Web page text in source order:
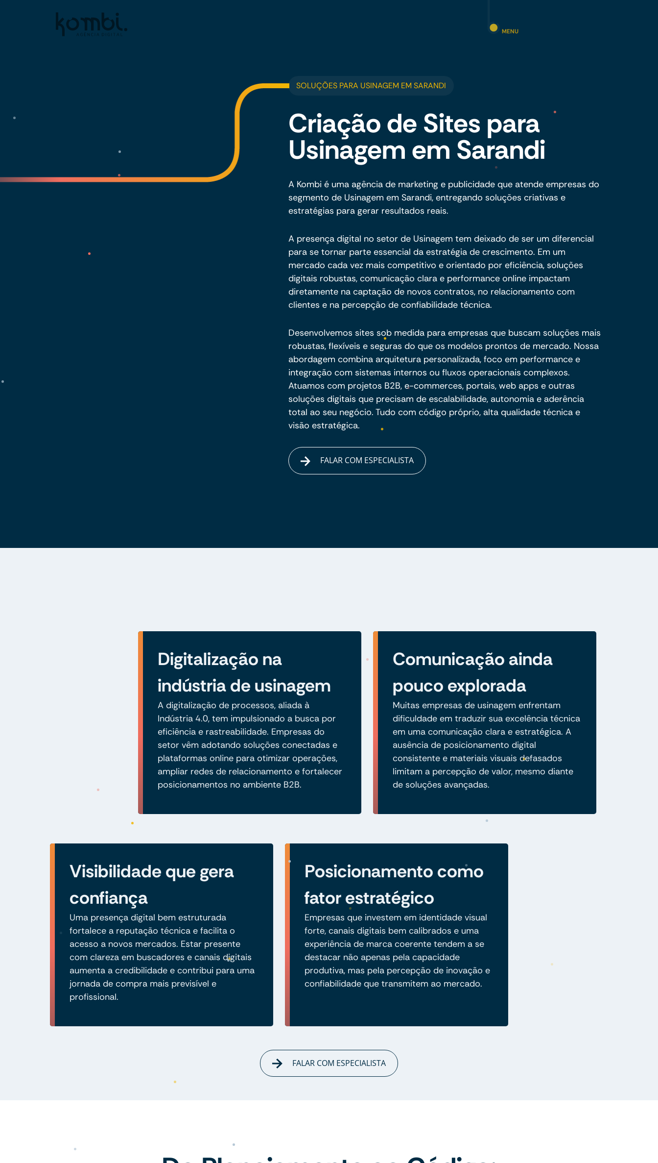
MENU
SOLUÇÕES PARA USINAGEM EM SARANDI
Criação de Sites para
Usinagem em Sarandi
A Kombi é uma agência de marketing e publicidade que atende empresas do
segmento de Usinagem em Sarandi, entregando soluções criativas e
estratégias para gerar resultados reais.
A presença digital no setor de Usinagem tem deixado de ser um diferencial
para se tornar parte essencial da estratégia de crescimento. Em um
mercado cada vez mais competitivo e orientado por eficiência, soluções
digitais robustas, comunicação clara e performance online impactam
diretamente na captação de novos contratos, no relacionamento com
clientes e na percepção de confiabilidade técnica.
Desenvolvemos sites sob medida para empresas que buscam soluções mais
robustas, flexíveis e seguras do que os modelos prontos de mercado. Nossa
abordagem combina arquitetura personalizada, foco em performance e
integração com sistemas internos ou fluxos operacionais complexos.
Atuamos com projetos B2B, e-commerces, portais, web apps e outras
soluções digitais que precisam de escalabilidade, autonomia e aderência
total ao seu negócio. Tudo com código próprio, alta qualidade técnica e
visão estratégica.
FALAR COM ESPECIALISTA
Digitalização na
indústria de usinagem
A digitalização de processos, aliada à
Indústria 4.0, tem impulsionado a busca por
eficiência e rastreabilidade. Empresas do
setor vêm adotando soluções conectadas e
plataformas online para otimizar operações,
ampliar redes de relacionamento e fortalecer
posicionamentos no ambiente B2B.
Comunicação ainda
pouco explorada
Muitas empresas de usinagem enfrentam
dificuldade em traduzir sua excelência técnica
em uma comunicação clara e estratégica. A
ausência de posicionamento digital
consistente e materiais visuais defasados
limitam a percepção de valor, mesmo diante
de soluções avançadas.
Visibilidade que gera
confiança
Uma presença digital bem estruturada
fortalece a reputação técnica e facilita o
acesso a novos mercados. Estar presente
com clareza em buscadores e canais digitais
aumenta a credibilidade e contribui para uma
jornada de compra mais previsível e
profissional.
Posicionamento como
fator estratégico
Empresas que investem em identidade visual
forte, canais digitais bem calibrados e uma
experiência de marca coerente tendem a se
destacar não apenas pela capacidade
produtiva, mas pela percepção de inovação e
confiabilidade que transmitem ao mercado.
FALAR COM ESPECIALISTA